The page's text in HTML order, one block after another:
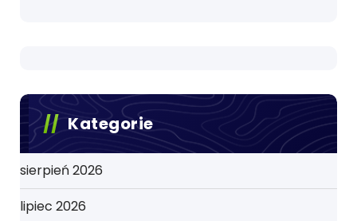
Kategorie
sierpień 2026
lipiec 2026